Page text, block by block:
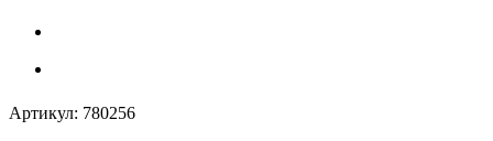
Артикул: 780256